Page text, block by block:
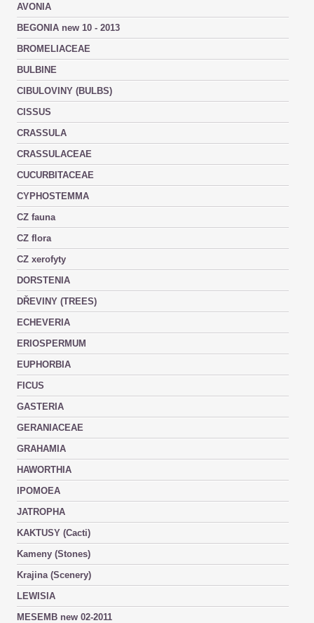
AVONIA
BEGONIA new 10 - 2013
BROMELIACEAE
BULBINE
CIBULOVINY (BULBS)
CISSUS
CRASSULA
CRASSULACEAE
CUCURBITACEAE
CYPHOSTEMMA
CZ fauna
CZ flora
CZ xerofyty
DORSTENIA
DŘEVINY (TREES)
ECHEVERIA
ERIOSPERMUM
EUPHORBIA
FICUS
GASTERIA
GERANIACEAE
GRAHAMIA
HAWORTHIA
IPOMOEA
JATROPHA
KAKTUSY (Cacti)
Kameny (Stones)
Krajina (Scenery)
LEWISIA
MESEMB new 02-2011